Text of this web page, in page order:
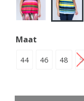
Maat
44 46 48